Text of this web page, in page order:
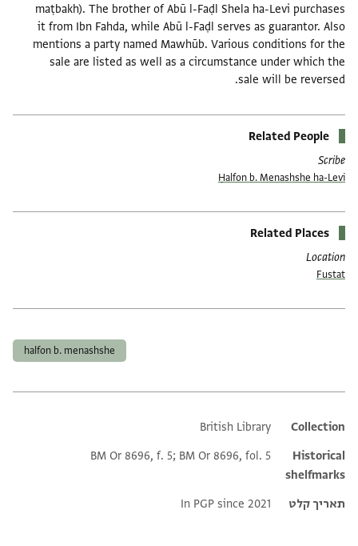
maṭbakh). The brother of Abū l-Faḍl Shela ha-Levi purchases
it from Ibn Fahda, while Abū l-Faḍl serves as guarantor. Also
mentions a party named Mawhūb. Various conditions for the
sale are listed as well as a circumstance under which the
sale will be reversed.
Related People
Scribe
Ḥalfon b. Menashshe ha-Levi
Related Places
Location
Fustat
halfon b. menashshe
Additional metadata
Collection
British Library
Historical
shelfmarks
BM Or 8696, f. 5; BM Or 8696, fol. 5
תאריך קלט In PGP since 2021